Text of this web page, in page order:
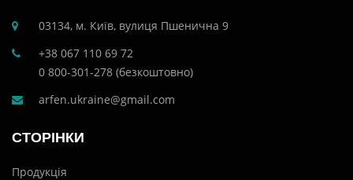
03134, м. Київ, вулиця Пшенична 9
+38 067 110 69 72
0 800-301-278 (безкоштовно)
arfen.ukraine@gmail.com
СТОРІНКИ
Продукція